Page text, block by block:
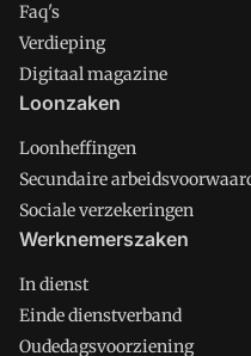
Faq's
Verdieping
Digitaal magazine
Loonzaken
Loonheffingen
Secundaire
Sociale verzekeringen
Werknemerszaken
In dienst
Einde dienstverband
Oudedagsvoorziening